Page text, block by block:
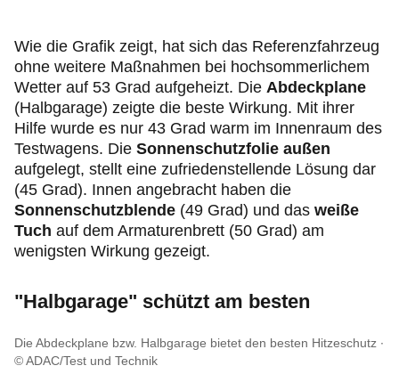
Wie die Grafik zeigt, hat sich das Referenzfahrzeug
ohne weitere Maßnahmen bei hochsommerlichem
Wetter auf 53 Grad aufgeheizt. Die Abdeckplane
(Halbgarage) zeigte die beste Wirkung. Mit ihrer
Hilfe wurde es nur 43 Grad warm im Innenraum des
Testwagens. Die Sonnenschutzfolie außen
aufgelegt, stellt eine zufriedenstellende Lösung dar
(45 Grad). Innen angebracht haben die
Sonnenschutzblende (49 Grad) und das weiße
Tuch auf dem Armaturenbrett (50 Grad) am
wenigsten Wirkung gezeigt.
"Halbgarage" schützt am besten
Die Abdeckplane bzw. Halbgarage bietet den besten Hitzeschutz
© ADAC/Test und Technik